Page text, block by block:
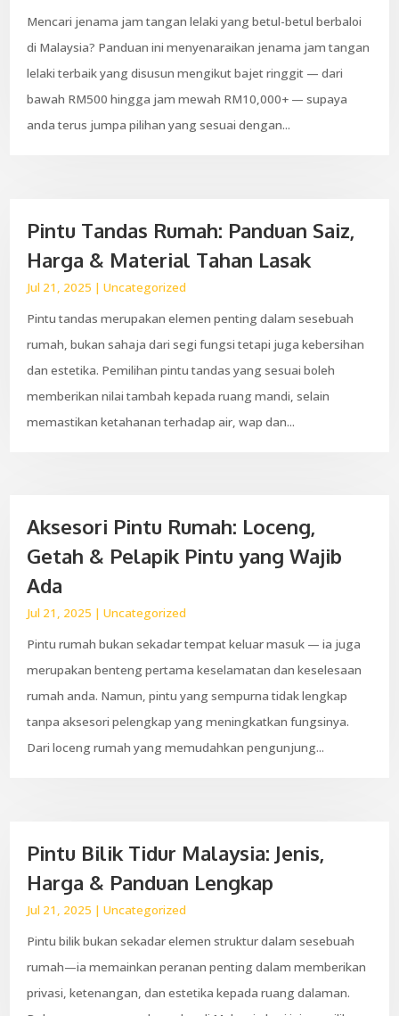
Mencari jenama jam tangan lelaki yang betul-betul berbaloi
di Malaysia? Panduan ini menyenaraikan jenama jam tangan
lelaki terbaik yang disusun mengikut bajet ringgit — dari
bawah RM500 hingga jam mewah RM10,000+ — supaya
anda terus jumpa pilihan yang sesuai dengan...
Pintu Tandas Rumah: Panduan Saiz,
Harga & Material Tahan Lasak
Jul 21, 2025 |Uncategorized
Pintu tandas merupakan elemen penting dalam sesebuah
rumah, bukan sahaja dari segi fungsi tetapi juga kebersihan
dan estetika. Pemilihan pintu tandas yang sesuai boleh
memberikan nilai tambah kepada ruang mandi, selain
memastikan ketahanan terhadap air, wap dan...
Aksesori Pintu Rumah: Loceng,
Getah & Pelapik Pintu yang Wajib
Ada
Jul 21, 2025 |Uncategorized
Pintu rumah bukan sekadar tempat keluar masuk — ia juga
merupakan benteng pertama keselamatan dan keselesaan
rumah anda. Namun, pintu yang sempurna tidak lengkap
tanpa aksesori pelengkap yang meningkatkan fungsinya.
Dari loceng rumah yang memudahkan pengunjung...
Pintu Bilik Tidur Malaysia: Jenis,
Harga & Panduan Lengkap
Jul 21, 2025 |Uncategorized
Pintu bilik bukan sekadar elemen struktur dalam sesebuah
rumah—ia memainkan peranan penting dalam memberikan
privasi, ketenangan, dan estetika kepada ruang dalaman.